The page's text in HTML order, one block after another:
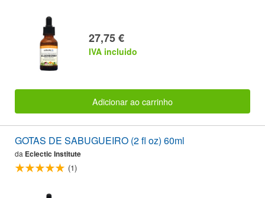
27,75 €
IVA incluido
Adicionar ao carrinho
GOTAS DE SABUGUEIRO (2 fl oz) 60ml
da Eclectic Institute
(1)